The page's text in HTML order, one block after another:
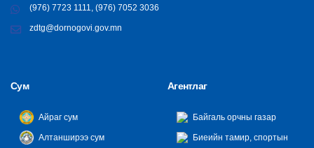
(976) 7723 1111, (976) 7052 3036
zdtg@dornogovi.gov.mn
Сум
Айраг сум
Алтанширээ сум
Агентлаг
Байгаль орчны газар
Биеийн тамир, спортын